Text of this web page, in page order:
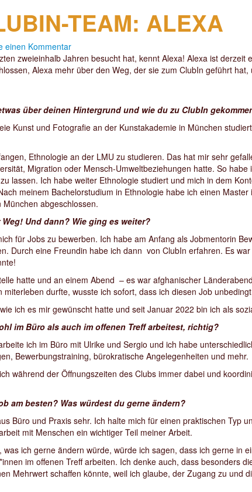
TEAM: ALEXA
einen Kommentar
zweieinhalb Jahren besucht hat, kennt Alexa! Alexa ist derzeit
Alexa mehr über den Weg, der sie zum ClubIn geführt
über deinen Hintergrund und wie du zu ClubIn
Kunst und Fotografie an der Kunstakademie in München
Ethnologie an der LMU zu studieren. Das hat mir sehr
Migration oder Mensch-Umweltbeziehungen hatte. So
lassen. Ich habe weiter Ethnologie studiert und mich in dem
meinem Bachelorstudium in Ethnologie habe ich einen
abgeschlossen.
Und dann? Wie ging es weiter?
für Jobs zu bewerben. Ich habe am Anfang als Jobmentorin
Durch eine Freundin habe ich dann von ClubIn erfahren. Es
hatte und an einem Abend – es war afghanischer
miterleben durfte, wusste ich sofort, dass ich diesen Job
ich es mir gewünscht hatte und seit Januar 2022 bin ich als
im Büro als auch im offenen Treff arbeitest, richtig?
ich im Büro mit Ulrike und Sergio und ich habe
Bewerbungstraining, bürokratische Angelegenheiten und mehr.
während der Öffnungszeiten des Clubs immer dabei und
am besten? Was würdest du gerne ändern?
Büro und Praxis sehr. Ich halte mich für einen praktischen Typ
mit Menschen ein wichtiger Teil meiner Arbeit.
ich gerne ändern würde, würde ich sagen, dass ich gerne in
im offenen Treff arbeiten. Ich denke auch, dass besonders
Mehrwert schaffen könnte, weil ich glaube, der Zugang zu und